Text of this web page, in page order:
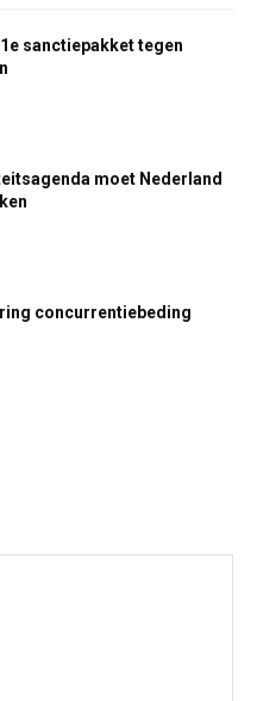
sanctiepakket tegen
moet Nederland
concurrentiebeding